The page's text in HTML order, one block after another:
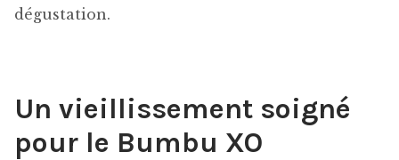
dégustation.
Un vieillissement soigné
pour le Bumbu XO